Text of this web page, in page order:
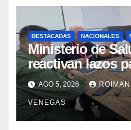
DESTACADAS NACIONALES
Ministerio de
reactivan lazos
epidemiológica
enfermedades
AGO 5, 2026
VENEGAS